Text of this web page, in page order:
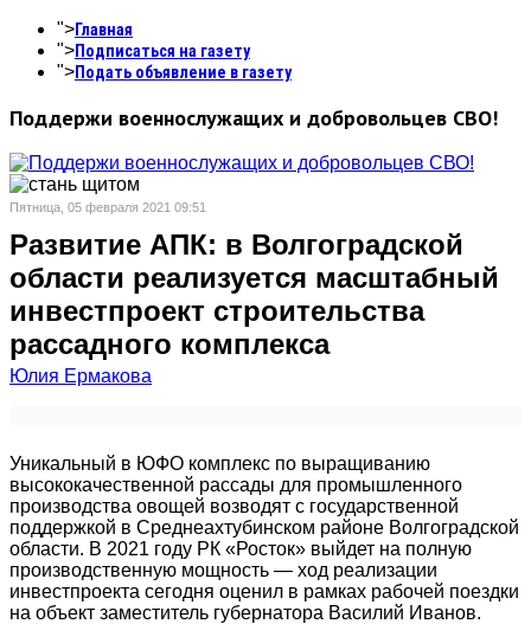
">Главная
">Подписаться на газету
">Подать объявление в газету
Поддержи военнослужащих и добровольцев СВО!
Пятница, 05 февраля 2021 09:51
Развитие АПК: в Волгоградской
области реализуется масштабный
инвестпроект строительства
рассадного комплекса
Юлия Ермакова
Уникальный в ЮФО комплекс по выращиванию
высококачественной рассады для промышленного
производства овощей возводят с государственной
поддержкой в Среднеахтубинском районе Волгоградской
области. В 2021 году РК «Росток» выйдет на полную
производственную мощность — ход реализации
инвестпроекта сегодня оценил в рамках рабочей поездки
на объект заместитель губернатора Василий Иванов.